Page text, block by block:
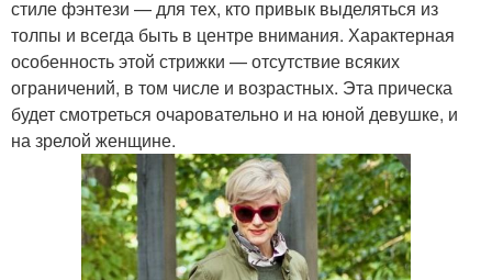
стиле фэнтези — для тех, кто привык выделяться из
толпы и всегда быть в центре внимания. Характерная
особенность этой стрижки — отсутствие всяких
ограничений, в том числе и возрастных. Эта прическа
будет смотреться очаровательно и на юной девушке, и
на зрелой женщине.